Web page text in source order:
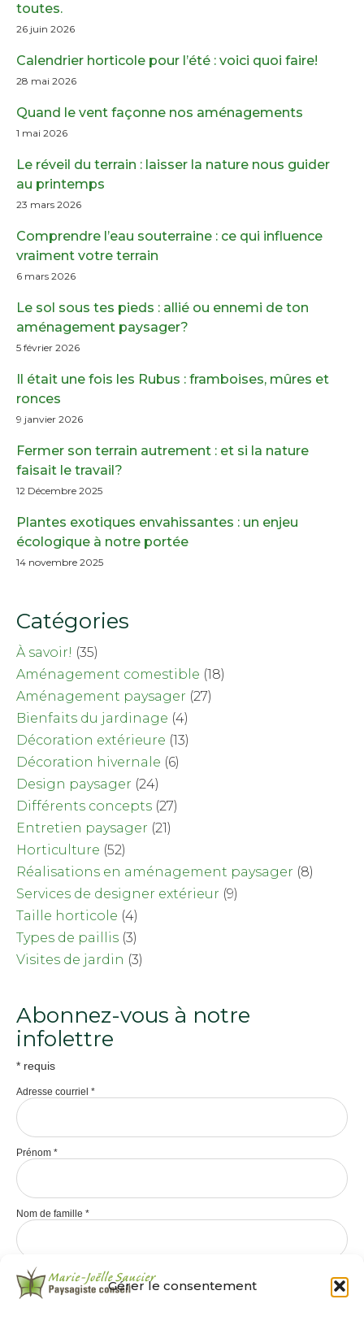
Gérer le consentement
toutes.
26 juin 2026
Calendrier horticole pour l’été : voici quoi faire!
28 mai 2026
Quand le vent façonne nos aménagements
1 mai 2026
Le réveil du terrain : laisser la nature nous guider
au printemps
23 mars 2026
Comprendre l’eau souterraine : ce qui influence
vraiment votre terrain
6 mars 2026
Le sol sous tes pieds : allié ou ennemi de ton
aménagement paysager?
5 février 2026
Il était une fois les Rubus : framboises, mûres et
ronces
9 janvier 2026
Fermer son terrain autrement : et si la nature
faisait le travail?
12 Décembre 2025
Plantes exotiques envahissantes : un enjeu
écologique à notre portée
14 novembre 2025
Catégories
À savoir! (35)
Aménagement comestible (18)
Aménagement paysager (27)
Bienfaits du jardinage (4)
Décoration extérieure (13)
Décoration hivernale (6)
Design paysager (24)
Différents concepts (27)
Entretien paysager (21)
Horticulture (52)
Réalisations en aménagement paysager (8)
Services de designer extérieur (9)
Taille horticole (4)
Types de paillis (3)
Visites de jardin (3)
Abonnez-vous à notre
infolettre
* requis
Adresse courriel *
Prénom *
Nom de famille *